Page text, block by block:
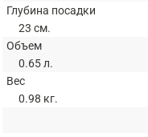
Глубина посадки
23 см.
Объем
0.65 л.
Вес
0.98 кг.